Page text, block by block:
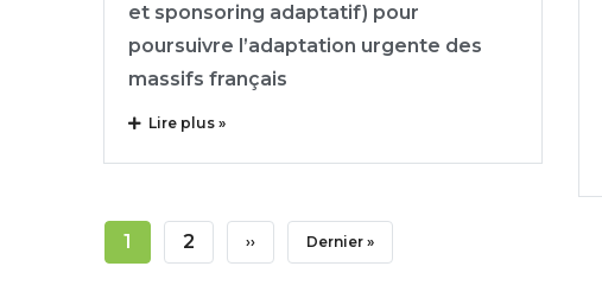
et sponsoring adaptatif) pour
poursuivre l’adaptation urgente des
massifs français
Lire plus »
Pagination
Page
1 Page
2 Page
›› Dernière
Dernier »